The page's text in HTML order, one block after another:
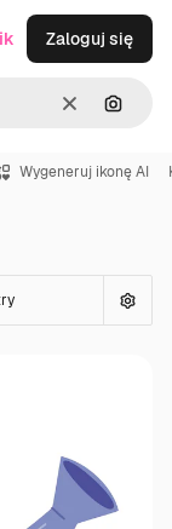
WyczyśćSzukaj
Zaloguj się
Wygeneruj ikonę AI